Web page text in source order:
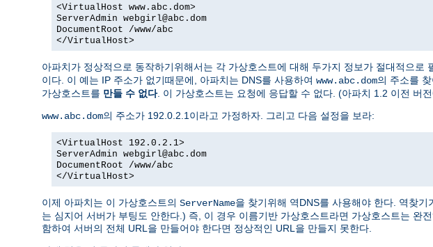
<VirtualHost www.abc.dom>
ServerAdmin webgirl@abc.dom
DocumentRoot /www/abc
</VirtualHost>
아파치가 정상적으로 동작하기위해서는 각 가상호스트에 대해 두가지 정보가 절대적으로
이다. 이 예는 IP 주소가 없기때문에, 아파치는 DNS를 사용하여 www.abc.dom의 주소를
가상호스트를 만들 수 없다. 이 가상호스트는 요청에 응답할 수 없다. (아파치 1.2 이전 버
www.abc.dom의 주소가 192.0.2.1이라고 가정하자. 그리고 다음 설정을 보라:
<VirtualHost 192.0.2.1>
ServerAdmin webgirl@abc.dom
DocumentRoot /www/abc
</VirtualHost>
이제 아파치는 이 가상호스트의 ServerName을 찾기위해 역DNS를 사용해야 한다. 역찾
는 심지어 서버가 부팅도 안한다.) 즉, 이 경우 이름기반 가상호스트라면 가상호스트는 완
함하여 서버의 전체 URL을 만들어야 한다면 정상적인 URL을 만들지 못한다.